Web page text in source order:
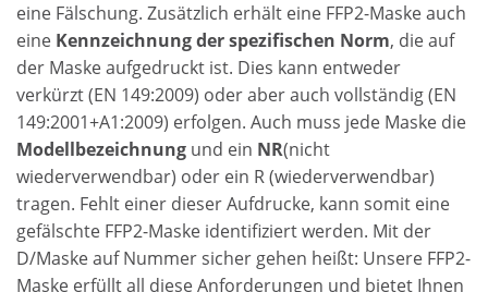
eine Fälschung. Zusätzlich erhält eine FFP2-Maske auch
eine Kennzeichnung der spezifischen Norm, die auf
der Maske aufgedruckt ist. Dies kann entweder
verkürzt (EN 149:2009) oder aber auch vollständig (EN
149:2001+A1:2009) erfolgen. Auch muss jede Maske die
Modellbezeichnung und ein NR(nicht
wiederverwendbar) oder ein R (wiederverwendbar)
tragen. Fehlt einer dieser Aufdrucke, kann somit eine
gefälschte FFP2-Maske identifiziert werden. Mit der
D/Maske auf Nummer sicher gehen heißt: Unsere FFP2-
Maske erfüllt all diese Anforderungen und bietet Ihnen